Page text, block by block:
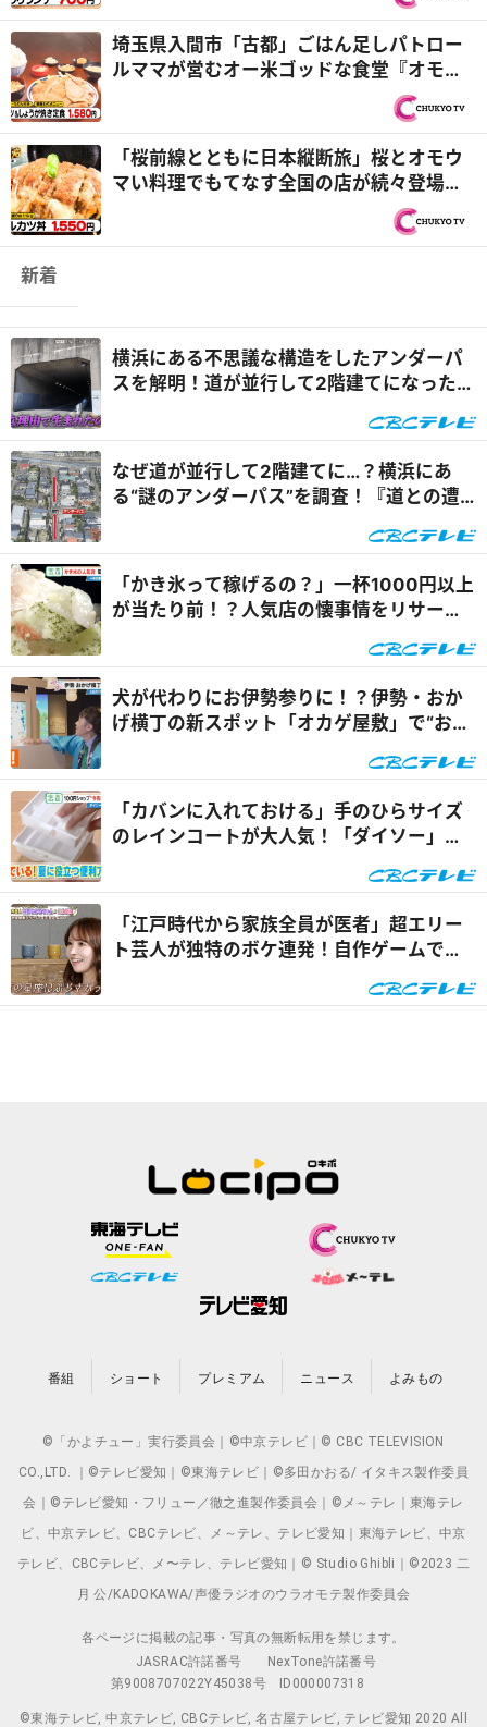
埼玉県入間市「古都」ごはん足しパトロー
ルママが営むオー米ゴッドな食堂『オモウ
「桜前線とともに日本縦断旅」桜とオモウ
マい料理でもてなす全国の店が続々登場！
新着
横浜にある不思議な構造をしたアンダーパ
スを解明！道が並行して2階建てになったワ
なぜ道が並行して2階建てに…？横浜にあ
る“謎のアンダーパス”を調査！『道との遭
「かき氷って稼げるの？」一杯1000円以上
が当たり前！？人気店の懐事情をリサーチ
犬が代わりにお伊勢参りに！？伊勢・おか
げ横丁の新スポット「オカゲ屋敷」で“おか
「カバンに入れておける」手のひらサイズ
のレインコートが大人気！「ダイソー」で
「江戸時代から家族全員が医者」超エリー
ト芸人が独特のボケ連発！自作ゲームで三
番組 ショート プレミアム ニュース よみもの
©「かよチュー」実行委員会｜©中京テレビ｜© CBC TELEVISION
CO.,LTD. ｜©テレビ愛知｜©東海テレビ｜©多田かおる/ イタキス製作委員
会｜©テレビ愛知・フリュー／徹之進製作委員会｜©メ～テレ｜東海テレ
ビ、中京テレビ、CBCテレビ、メ～テレ、テレビ愛知｜東海テレビ、中京
テレビ、CBCテレビ、メ〜テレ、テレビ愛知｜© Studio Ghibli｜©2023 二
月 公/KADOKAWA/声優ラジオのウラオモテ製作委員会
各ページに掲載の記事・写真の無断転用を禁じます。
JASRAC許諾番号
NexTone許諾番号
第9008707022Y45038号
ID000007318
©東海テレビ, 中京テレビ, CBCテレビ, 名古屋テレビ, テレビ愛知 2020 All